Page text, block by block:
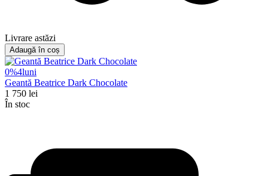
Livrare astăzi
Adaugă în coș
0%4luni
Geantă Beatrice Dark Chocolate
1 750 lei
În stoc